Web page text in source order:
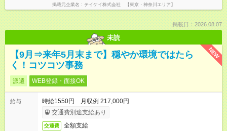
掲載元企業名 テイケイ株式会社 【東京・神奈川エリア】
掲載日：2026.08.07
未読
NEW
【9月⇒来年5月末まで】穏やか環境ではたら
く！コツコツ事務
派遣 WEB登録・面接OK
給与
時給1550円 月収例 217,000円
交通費別途支給あり
交通費 全額支給